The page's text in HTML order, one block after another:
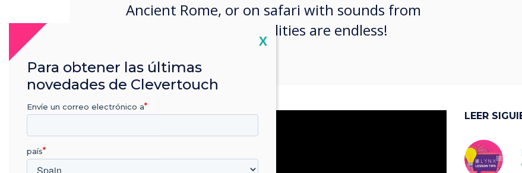
Ancient Rome, or on safari with sounds from
the jungle! The possibilities are endless!
LEER
Close
X
Para obtener las últimas
novedades de Clevertouch
Envíe un correo electrónico a
país